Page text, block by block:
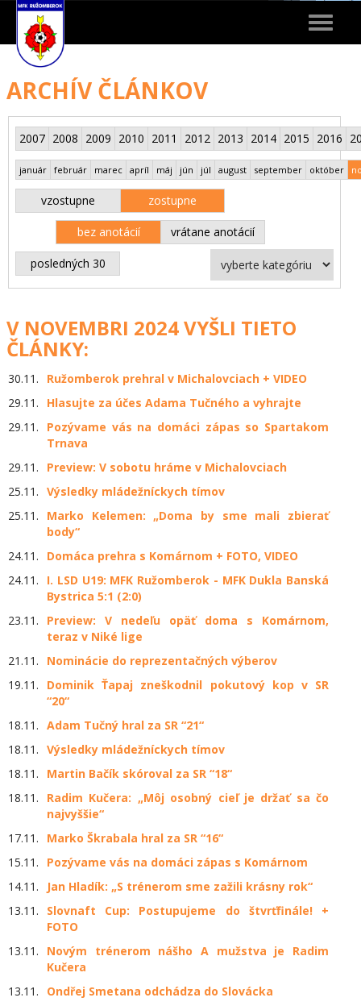
Toggle
ARCHÍV ČLÁNKOV
2007 2008 2009 2010 2011 2012 2013 2014 2015 2016
január február marec apríl máj jún júl august september október
vzostupne zostupne
bez anotácií vrátane anotácií
posledných 30
V NOVEMBRI 2024 VYŠLI TIETO
ČLÁNKY:
30.11.
Ružomberok prehral v Michalovciach + VIDEO
29.11.
Hlasujte za účes Adama Tučného a vyhrajte
29.11.
Pozývame vás na domáci zápas so Spartakom
Trnava
29.11.
Preview: V sobotu hráme v Michalovciach
25.11. Výsledky mládežníckych tímov
25.11.
Marko Kelemen: „Doma by sme mali zbierať
body“
24.11.
Domáca prehra s Komárnom + FOTO, VIDEO
24.11.
I. LSD U19: MFK Ružomberok - MFK Dukla Banská
Bystrica 5:1 (2:0)
23.11.
Preview: V nedeľu opäť doma s Komárnom,
teraz v Niké lige
21.11.
Nominácie do reprezentačných výberov
19.11.
Dominik Ťapaj zneškodnil pokutový kop v SR
“20“
18.11. Adam Tučný hral za SR “21“
18.11. Výsledky mládežníckych tímov
18.11.
Martin Bačík skóroval za SR “18“
18.11.
Radim Kučera: „Môj osobný cieľ je držať sa čo
najvyššie“
17.11.
Marko Škrabala hral za SR “16“
15.11.
Pozývame vás na domáci zápas s Komárnom
14.11.
Jan Hladík: „S trénerom sme zažili krásny rok“
13.11.
Slovnaft Cup: Postupujeme do štvrťfinále! +
FOTO
13.11.
Novým trénerom nášho A mužstva je Radim
Kučera
13.11.
Ondřej Smetana odchádza do Slovácka